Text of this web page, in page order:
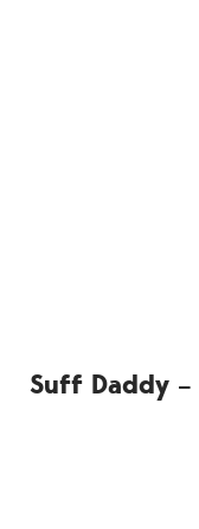
Suff Daddy –